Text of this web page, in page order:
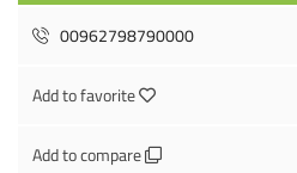
00962798790000
Add to favorite
Add to compare